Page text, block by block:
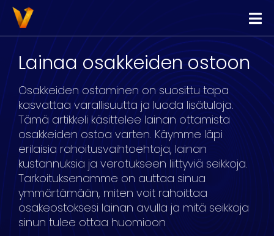
Vippi
Lainaa
Kilpailuta Lainat
Yhdistä Lainat
Yrityslimiitti
Lainaa osakkeiden ostoon
Osakkeiden ostaminen on suosittu tapa
kasvattaa varallisuutta ja luoda lisätuloja.
Tämä artikkeli käsittelee lainan ottamista
osakkeiden ostoa varten. Käymme läpi
erilaisia rahoitusvaihtoehtoja, lainan
kustannuksia ja verotukseen liittyviä seikkoja.
Tarkoituksenamme on auttaa sinua
ymmärtämään, miten voit rahoittaa
osakeostoksesi lainan avulla ja mitä seikkoja
sinun tulee ottaa huomioon